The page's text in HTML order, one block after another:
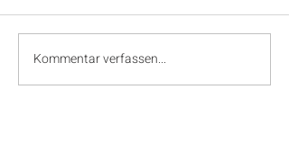
Kommentar verfassen...